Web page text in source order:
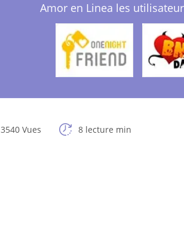
Amor en Linea les
3540 Vues 8 lecture min